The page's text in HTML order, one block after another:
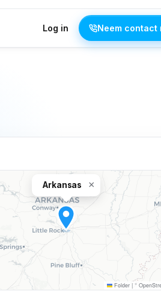
Log in Neem contact
Arkansas ×
Folder |©